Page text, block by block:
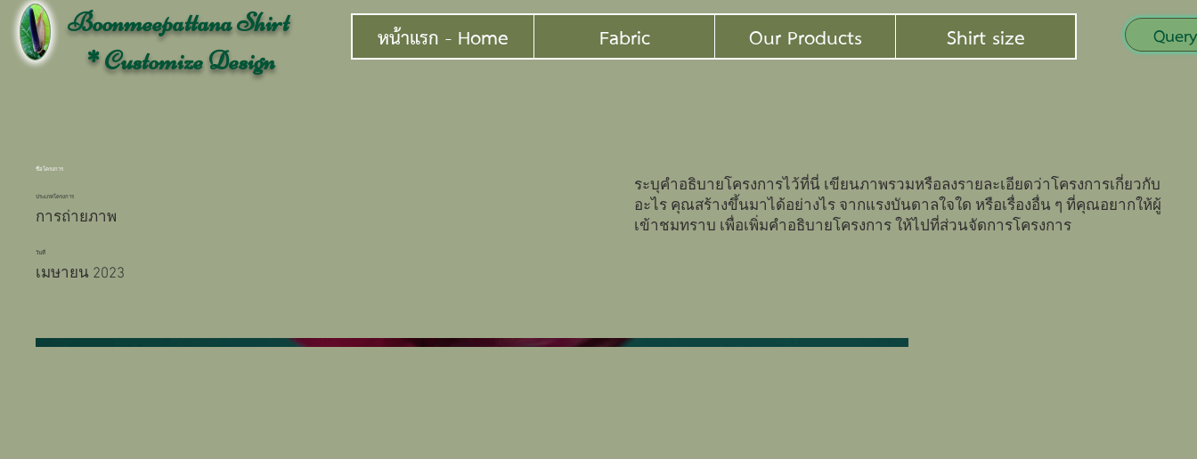
Boonmeepattana Shirt
* Customize Design
หน้าแรก - Home Fabric Our Products Shirt size Query
ชื่อโครงการ
ประเภทโครงการ
การถ่ายภาพ
วันที่
เมษายน 2023
ระบุคำอธิบายโครงการไว้ที่นี่ เขียนภาพรวมหรือลงรายละเอียดว่าโครงการเกี่ยวกับ
อะไร คุณสร้างขึ้นมาได้อย่างไร จากแรงบันดาลใจใด หรือเรื่องอื่น ๆ ที่คุณอยากให้ผู้
เข้าชมทราบ เพื่อเพิ่มคำอธิบายโครงการ ให้ไปที่ส่วนจัดการโครงการ